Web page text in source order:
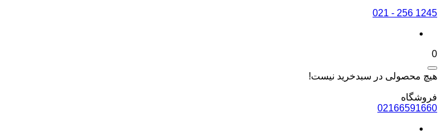
1245 256 - 021
0
هیچ محصولی در سبدخرید نیست!
فروشگاه
02166591660